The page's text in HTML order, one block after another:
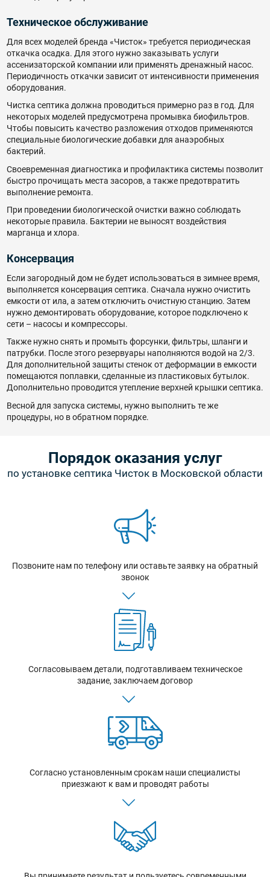
Техническое обслуживание
Для всех моделей бренда «Чисток» требуется периодическая
откачка осадка. Для этого нужно заказывать услуги
ассенизаторской компании или применять дренажный насос.
Периодичность откачки зависит от интенсивности применения
оборудования.
Чистка септика должна проводиться примерно раз в год. Для
некоторых моделей предусмотрена промывка биофильтров.
Чтобы повысить качество разложения отходов применяются
специальные биологические добавки для анаэробных
бактерий.
Своевременная диагностика и профилактика системы позволит
быстро прочищать места засоров, а также предотвратить
выполнение ремонта.
При проведении биологической очистки важно соблюдать
некоторые правила. Бактерии не выносят воздействия
марганца и хлора.
Консервация
Если загородный дом не будет использоваться в зимнее время,
выполняется консервация септика. Сначала нужно очистить
емкости от ила, а затем отключить очистную станцию. Затем
нужно демонтировать оборудование, которое подключено к
сети – насосы и компрессоры.
Также нужно снять и промыть форсунки, фильтры, шланги и
патрубки. После этого резервуары наполняются водой на 2/3.
Для дополнительной защиты стенок от деформации в емкости
помещаются поплавки, сделанные из пластиковых бутылок.
Дополнительно проводится утепление верхней крышки септика.
Весной для запуска системы, нужно выполнить те же
процедуры, но в обратном порядке.
Порядок оказания услуг
по установке септика Чисток в Московской области
Позвоните нам по телефону или оставьте заявку на обратный
звонок
Согласовываем детали, подготавливаем техническое
задание, заключаем договор
Согласно установленным срокам наши специалисты
приезжают к вам и проводят работы